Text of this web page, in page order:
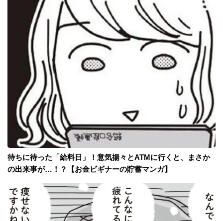
待ちに待った「給料日」！意気揚々とATMに行くと、まさか
の出来事が…！？【お金ビギナーの貯蓄マンガ】